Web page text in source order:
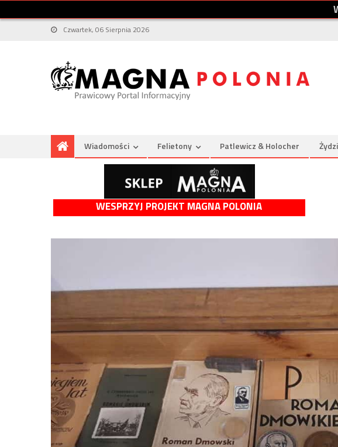
Czwartek, 06 Sierpnia 2026
Wiadomości Felietony Patlewicz & Holocher Żydzi
WESPRZYJ PROJEKT MAGNA POLONIA